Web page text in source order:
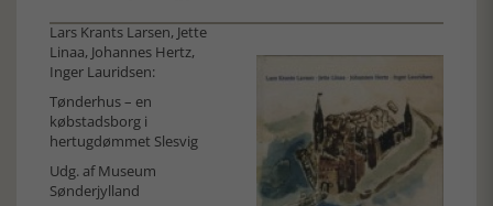
Lars Krants Larsen, Jette
Linaa, Johannes Hertz,
Inger Lauridsen:
Tønderhus – en
købstadsborg i
hertugdømmet Slesvig
Udg. af Museum
Sønderjylland